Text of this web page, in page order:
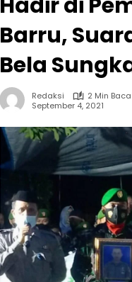
Barru,
Bela
Redaksi
2 Min Baca
September 4, 2021